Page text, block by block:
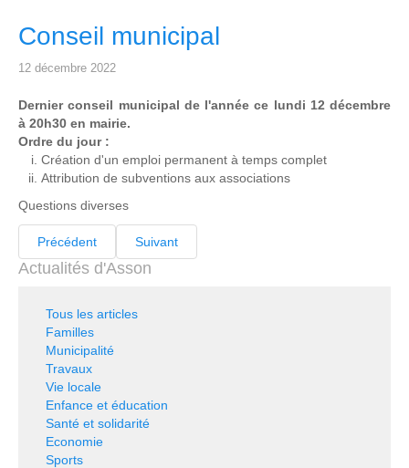
Conseil municipal
12 décembre 2022
Dernier conseil municipal de l'année ce lundi 12 décembre
à 20h30 en mairie.
Ordre du jour :
Création d'un emploi permanent à temps complet
Attribution de subventions aux associations
Questions diverses
Précédent Suivant
Actualités d'Asson
Tous les articles
Familles
Municipalité
Travaux
Vie locale
Enfance et éducation
Santé et solidarité
Economie
Sports